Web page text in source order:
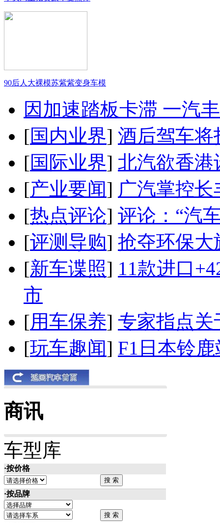
90后人大裸模苏紫紫变身车模
因加速踏板卡滞 一汽
[国内业界] 酒后驾车将
[国际业界] 北汽欲香港
[产业要闻] 广汽掌控
[热点评论] 评论：“汽
[评测导购] 抢夺环保大
[新车谍照] 11款进口
市
[用车保养] 专家指点关
[玩车趣闻] F1日本铃
商讯
车型库
·按价格
·按品牌